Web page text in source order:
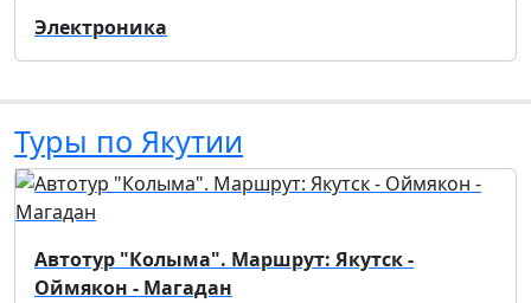
Электроника
Туры по Якутии
Автотур "Колыма". Маршрут: Якутск -
Оймякон - Магадан